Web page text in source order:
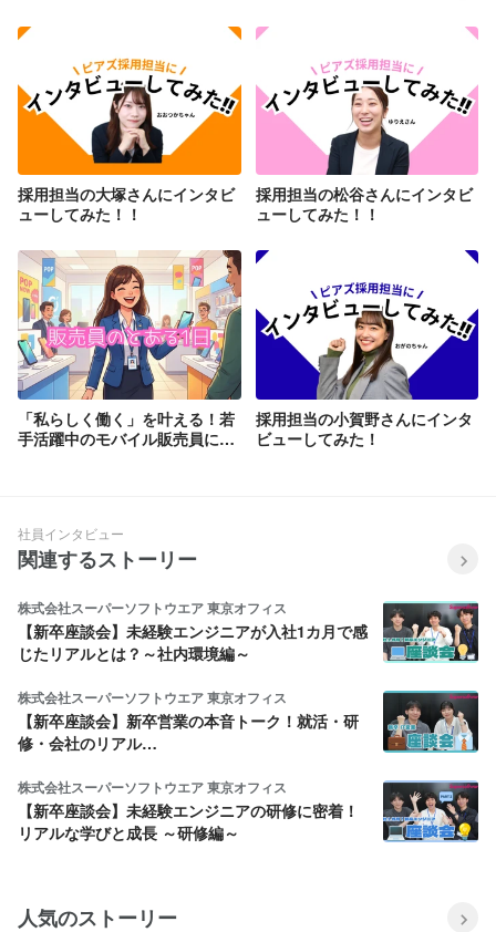
採用担当の大塚さんにインタビ
ューしてみた！！
採用担当の松谷さんにインタビ
ューしてみた！！
「私らしく働く」を叶える！若
手活躍中のモバイル販売員に密
採用担当の小賀野さんにインタ
ビューしてみた！
社員インタビュー
関連するストーリー
株式会社スーパーソフトウエア 東京オフィス
【新卒座談会】未経験エンジニアが入社1カ月で感
じたリアルとは？～社内環境編～
株式会社スーパーソフトウエア 東京オフィス
【新卒座談会】新卒営業の本音トーク！就活・研
修・会社のリアル…
株式会社スーパーソフトウエア 東京オフィス
【新卒座談会】未経験エンジニアの研修に密着！
リアルな学びと成長 ～研修編～
人気のストーリー